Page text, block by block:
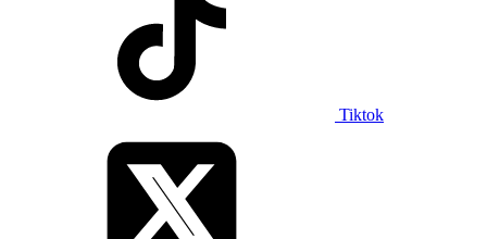
Tiktok